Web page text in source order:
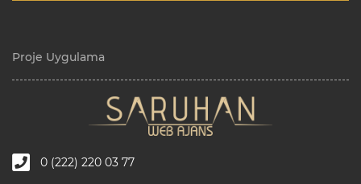
Proje Uygulama
0 (222) 220 03 77